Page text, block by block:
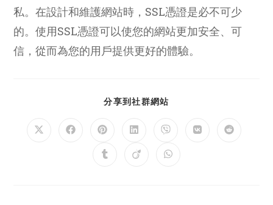
私。在設計和維護網站時，SSL憑證是必不可少
的。使用SSL憑證可以使您的網站更加安全、可
信，從而為您的用戶提供更好的體驗。
分享到社群網站
Opens
Opens Opens
a
new
Opens
a
new
Opens
a
new
Opens Opens
Opens Opens Opens